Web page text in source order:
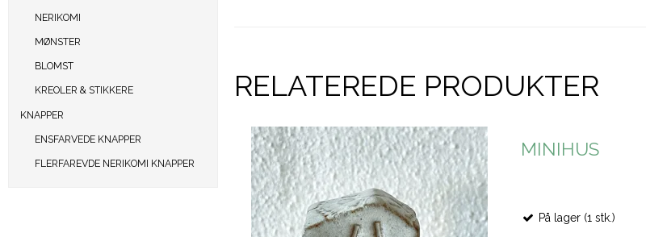
NERIKOMI
MØNSTER
BLOMST
KREOLER & STIKKERE
KNAPPER
ENSFARVEDE KNAPPER
FLERFAREVDE NERIKOMI KNAPPER
RELATEREDE PRODUKTER
MINIHUS
På lager (1 stk.)